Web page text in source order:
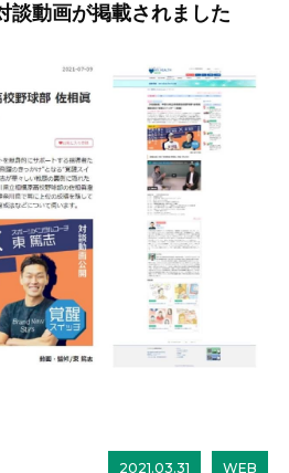
談動画が掲載されました
2021.03.31 WEB